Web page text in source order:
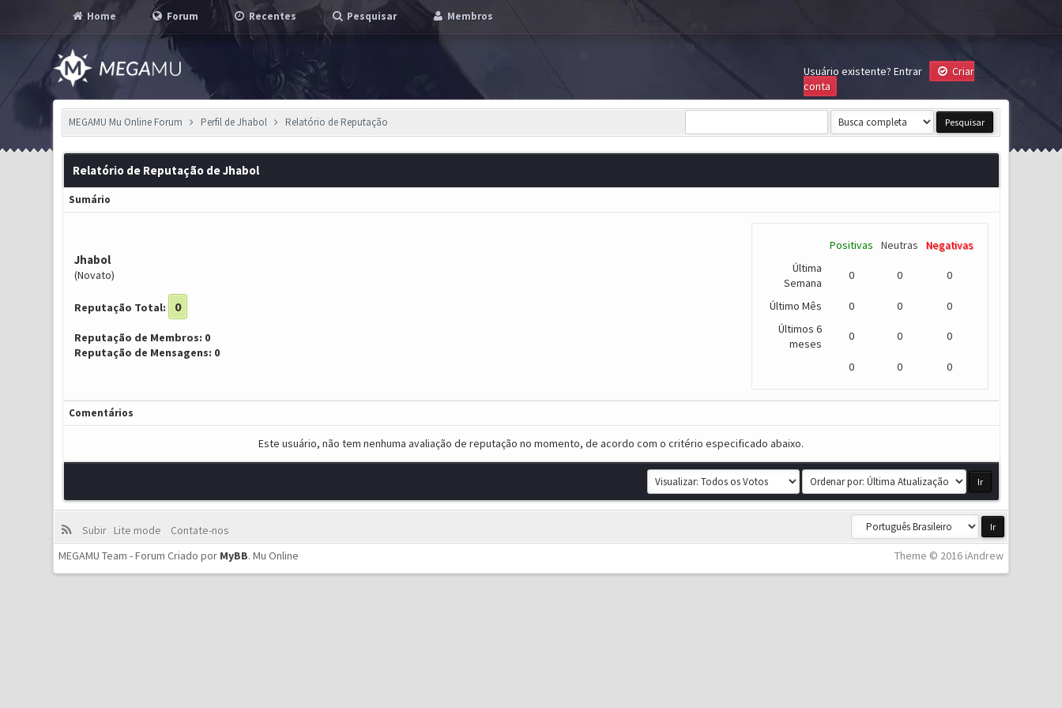
Home Forum Recentes Pesquisar Membros
Usuário existente? Entrar
Criar
conta
MEGAMU Mu Online Forum Perfil de Jhabol Relatório de Reputação
Relatório de Reputação de Jhabol
Sumário
Jhabol
(Novato)
Reputação Total: 0
Reputação de Membros: 0
Reputação de Mensagens: 0
Positivas Neutras
Negativas
Última
Semana
0 0 0
Último Mês 0 0
0
Últimos 6
meses
0 0 0
0 0 0
Comentários
Este usuário, não tem nenhuma avaliação de reputação no momento, de acordo com o critério especificado abaixo.
Subir Lite mode
Contate-nos
Theme © 2016 iAndrew
MEGAMU Team - Forum Criado por MyBB.Mu Online